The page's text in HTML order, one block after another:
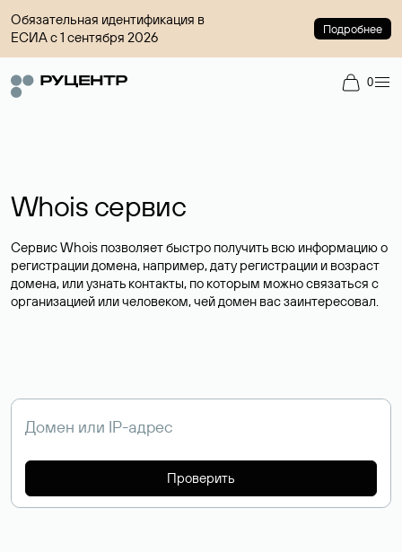
Обязательная идентификация в
ЕСИА с 1 сентября 2026
Подробнее
0
Whois сервис
Сервис Whois позволяет быстро получить всю информацию о
регистрации домена, например, дату регистрации и возраст
домена, или узнать контакты, по которым можно связаться с
организацией или человеком, чей домен вас заинтересовал.
Проверить